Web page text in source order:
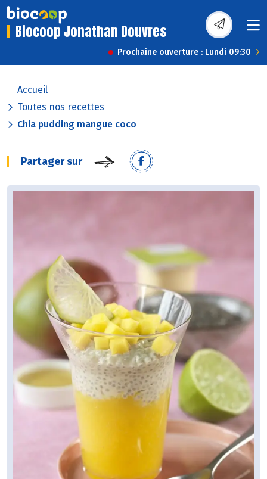
Biocoop Jonathan Douvres
Prochaine ouverture : Lundi 09:30
Accueil
Toutes nos recettes
Chia pudding mangue coco
Partager sur